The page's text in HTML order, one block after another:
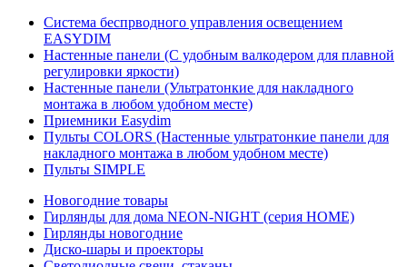
Система беспрводного управления освещением
EASYDIM
Настенные панели (С удобным валкодером для плавной
регулировки яркости)
Настенные панели (Ультратонкие для накладного
монтажа в любом удобном месте)
Приемники Easydim
Пульты COLORS (Настенные ультратонкие панели для
накладного монтажа в любом удобном месте)
Пульты SIMPLE
Новогодние товары
Гирлянды для дома NEON-NIGHT (серия HOME)
Гирлянды новогодние
Диско-шары и проекторы